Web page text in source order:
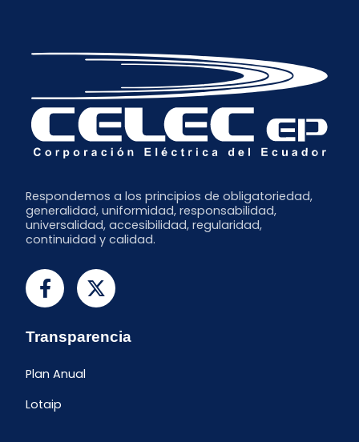
Respondemos a los principios de obligatoriedad,
generalidad, uniformidad, responsabilidad,
universalidad, accesibilidad, regularidad,
continuidad y calidad.
Transparencia
Plan Anual
Lotaip